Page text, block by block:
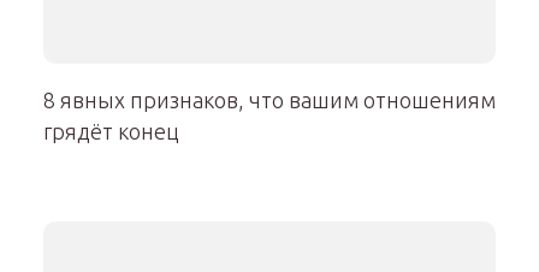
8 явных признаков, что вашим отношениям
грядёт конец